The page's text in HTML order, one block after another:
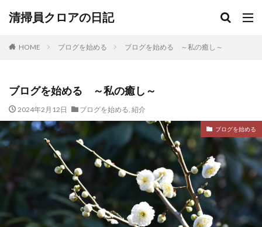
清掃員クロアの日記
HOME ブログを始める ブログを始める ～私の癒し～
ブログを始める ～私の癒し～
2024年2月12日 ブログを始める, 紹介
ブログを始める